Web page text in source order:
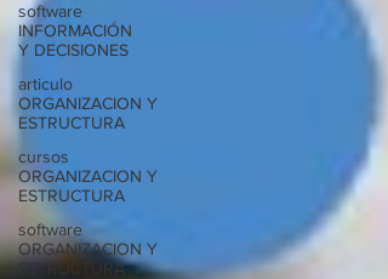
software
INFORMACIÓN
Y DECISIONES
articulo
ORGANIZACION Y
ESTRUCTURA
cursos
ORGANIZACION Y
ESTRUCTURA
software
ORGANIZACION Y
ESTRUCTURA